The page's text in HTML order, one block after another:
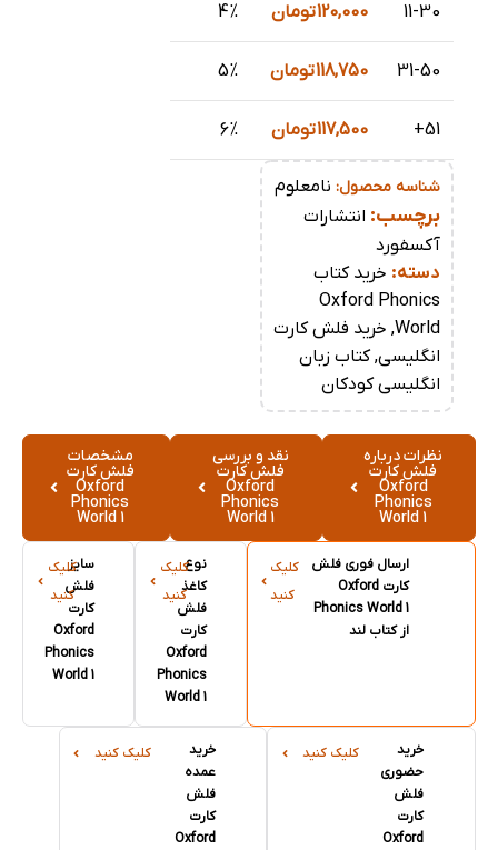
11-30
120,000تومان 4%
31-50
118,750تومان 5%
51+
117,500تومان 6%
دسته: خرید کتاب
Oxford Phonics
World
, خرید فلش کارت
انگلیسی, کتاب زبان
انگلیسی کودکان
برچسب: انتشارات
آکسفورد
شناسه محصول: نامعلوم
نظرات درباره
فلش کارت
Oxford
Phonics
World 1
نقد و بررسی
فلش کارت
Oxford
Phonics
World 1
مشخصات
فلش کارت
Oxford
Phonics
World 1
ارسال فوری فلش
کارت Oxford
Phonics World 1
از کتاب لند
کلیک
کنید
نوع
کاغذ
فلش
کارت
Oxford
Phonics
World 1
کلیک
کنید
سایز
فلش
کارت
Oxford
Phonics
World 1
کلیک
کنید
خرید
حضوری
فلش
کارت
Oxford
کلیک کنید
خرید
عمده
فلش
کارت
Oxford
کلیک کنید